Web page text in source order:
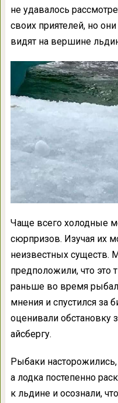
не удавалось
своих приятелей, но
видят на вершине
Чаще всего холодные
сюрпризов. Изучая их
неизвестных существ.
предположили, что это
раньше во время
мнения и спустился за
оценивали обстановку
айсбергу.
Рыбаки
а лодка постепенно
к льдине и осознали,